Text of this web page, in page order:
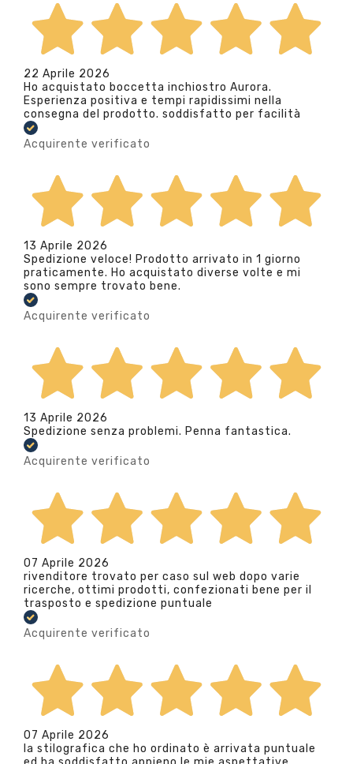
22 Aprile 2026
Ho acquistato boccetta inchiostro Aurora.
Esperienza positiva e tempi rapidissimi nella
consegna del prodotto. soddisfatto per facilità
Acquirente verificato
13 Aprile 2026
Spedizione veloce! Prodotto arrivato in 1 giorno
praticamente. Ho acquistato diverse volte e mi
sono sempre trovato bene.
Acquirente verificato
13 Aprile 2026
Spedizione senza problemi. Penna fantastica.
Acquirente verificato
07 Aprile 2026
rivenditore trovato per caso sul web dopo varie
ricerche, ottimi prodotti, confezionati bene per il
trasposto e spedizione puntuale
Acquirente verificato
07 Aprile 2026
la stilografica che ho ordinato è arrivata puntuale